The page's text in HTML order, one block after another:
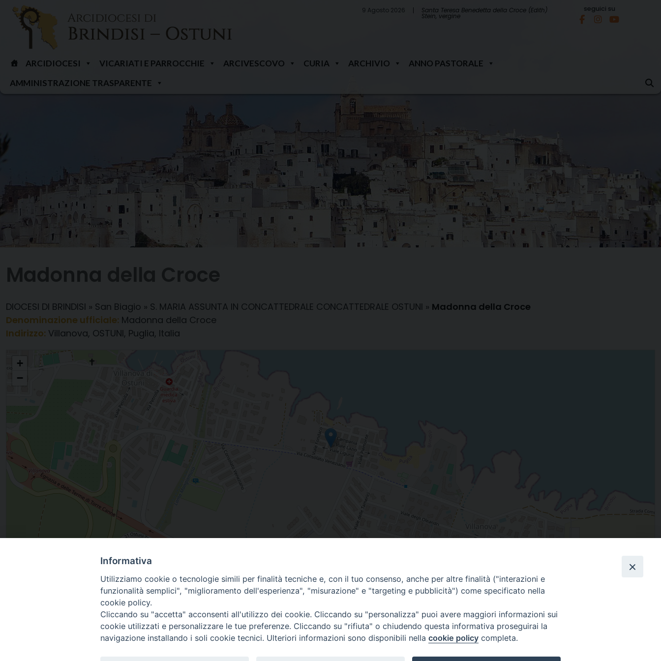
Skip
content
9 Agosto 2026 Santa Teresa Benedetta della Croce (Edith)
Stein, vergine
seguici su
ARCIDIOCESI VICARIATI E PARROCCHIE ARCIVESCOVO CURIA ARCHIVIO
ANNO PASTORALE
AMMINISTRAZIONE TRASPARENTE
Madonna della Croce
DIOCESI DI BRINDISI » San Biagio » S. MARIA ASSUNTA IN CONCATTEDRALE CONCATTEDRALE OSTUNI » Madonna della Croce
Denominazione ufficiale: Madonna della Croce
Indirizzo: Villanova, OSTUNI, Puglia, Italia
Madonna della Croce
+
−
Villanova, OSTUNI, Puglia, Italia
Informativa
Utilizziamo cookie o tecnologie simili per finalità tecniche e, con il tuo consenso, anche per altre finalità ("interazioni e
funzionalità semplici", "miglioramento dell'esperienza", "misurazione" e "targeting e pubblicità") come specificato nella
cookie policy.
Cliccando su "accetta" acconsenti all'utilizzo dei cookie. Cliccando su "personalizza" puoi avere maggiori informazioni sui
cookie utilizzati e personalizzare le tue preferenze. Cliccando su "rifiuta" o chiudendo questa informativa proseguirai la
navigazione installando i soli cookie tecnici. Ulteriori informazioni sono disponibili nella cookie policy completa.